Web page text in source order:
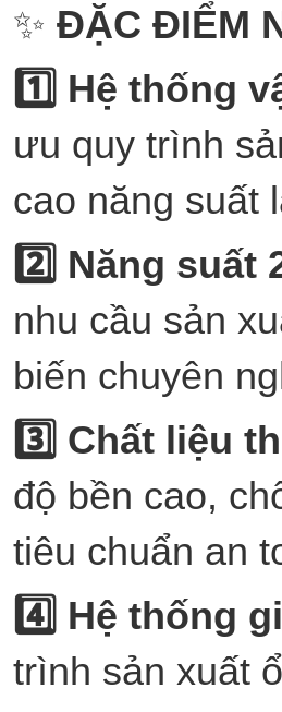
✨ ĐẶC ĐIỂM
1️ Hệ thống
ưu quy trình
cao năng suất
2️ Năng suất
nhu cầu sản
biến chuyên
3️ Chất liệu
độ bền cao,
tiêu chuẩn an
4️ Hệ thống
trình sản xuất